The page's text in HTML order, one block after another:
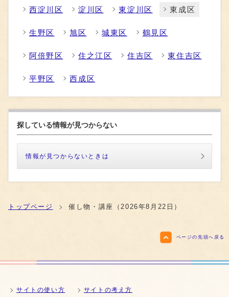
西淀川区 淀川区 東淀川区 東成区
生野区 旭区 城東区 鶴見区
阿倍野区 住之江区 住吉区 東住吉区
平野区 西成区
探している情報が見つからない
情報が見つからないときは
トップページ 催し物・講座（2026年8月22日）
ページの先頭へ戻る
サイトの使い方 サイトの考え方